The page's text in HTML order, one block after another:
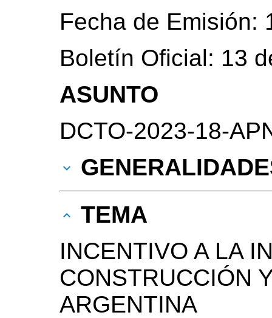
Fecha de Emisión:
Boletín Oficial: 13
ASUNTO
DCTO-2023-18-
TEMA
INCENTIVO A LA
CONSTRUCCIÓN
ARGENTINA